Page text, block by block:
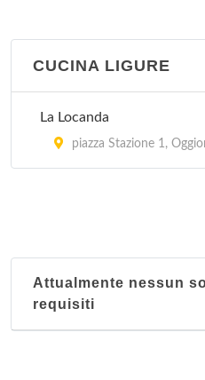
CUCINA LIGURE
La Locanda
piazza Stazione 1,
Attualmente nessun
requisiti